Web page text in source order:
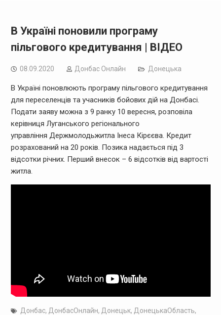
В Україні поновили програму
пільгового кредитування | ВІДЕО
08.09.2020 Дoнбас Онлайн Донецька
В Україні поновлюють програму пільгового кредитування
для переселенців та учасників бойових дій на Донбасі.
Подати заяву можна з 9 ранку 10 вересня, розповіла
керівниця Луганського регіонального
управління ДержмолодьжитлаІнеса Кірєєва. Кредит
розрахований на 20 років. Позика надається під 3
відсотки річних. Перший внесок – 6 відсотків від вартості
житла.
Донбас, ДонбасОнлайн, Донецьк, ДонецькаОбласть,